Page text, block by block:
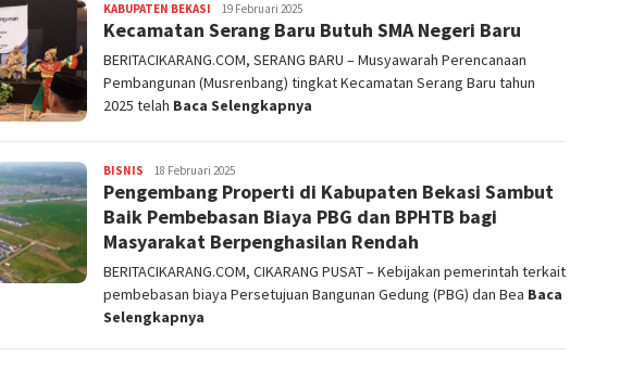
KABUPATEN BEKASI admin
19 Februari 2025
Kecamatan Serang Baru Butuh SMA Negeri Baru
BERITACIKARANG.COM, SERANG BARU – Musyawarah Perencanaan
Pembangunan (Musrenbang) tingkat Kecamatan Serang Baru tahun
2025 telah Baca Selengkapnya
BISNIS admin
18 Februari 2025
Pengembang Properti di Kabupaten Bekasi Sambut
Baik Pembebasan Biaya PBG dan BPHTB bagi
Masyarakat Berpenghasilan Rendah
BERITACIKARANG.COM, CIKARANG PUSAT – Kebijakan pemerintah terkait
pembebasan biaya Persetujuan Bangunan Gedung (PBG) dan Bea Baca
Selengkapnya